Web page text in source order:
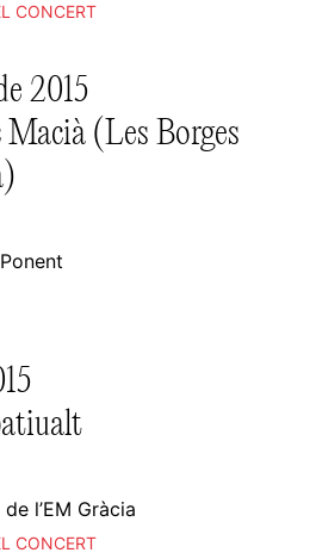
CONCERT
2015
Macià (Les Borges
l’EM Gràcia
CONCERT